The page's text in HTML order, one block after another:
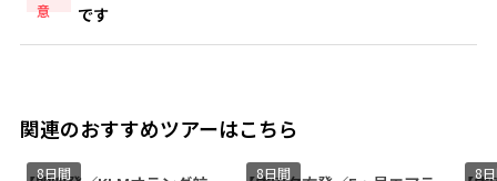
意
です
関連のおすすめツアーはこちら
8日間 8日間 8